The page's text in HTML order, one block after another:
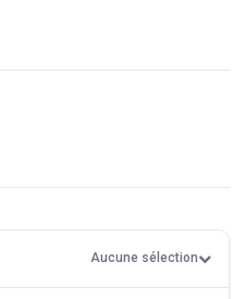
Aucune sélection